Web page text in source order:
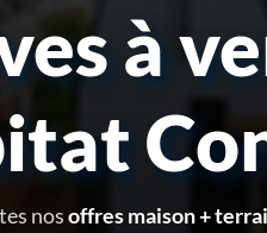
à
nosoffres maison +